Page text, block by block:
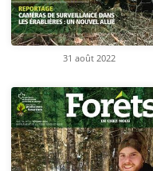
31 août 2022